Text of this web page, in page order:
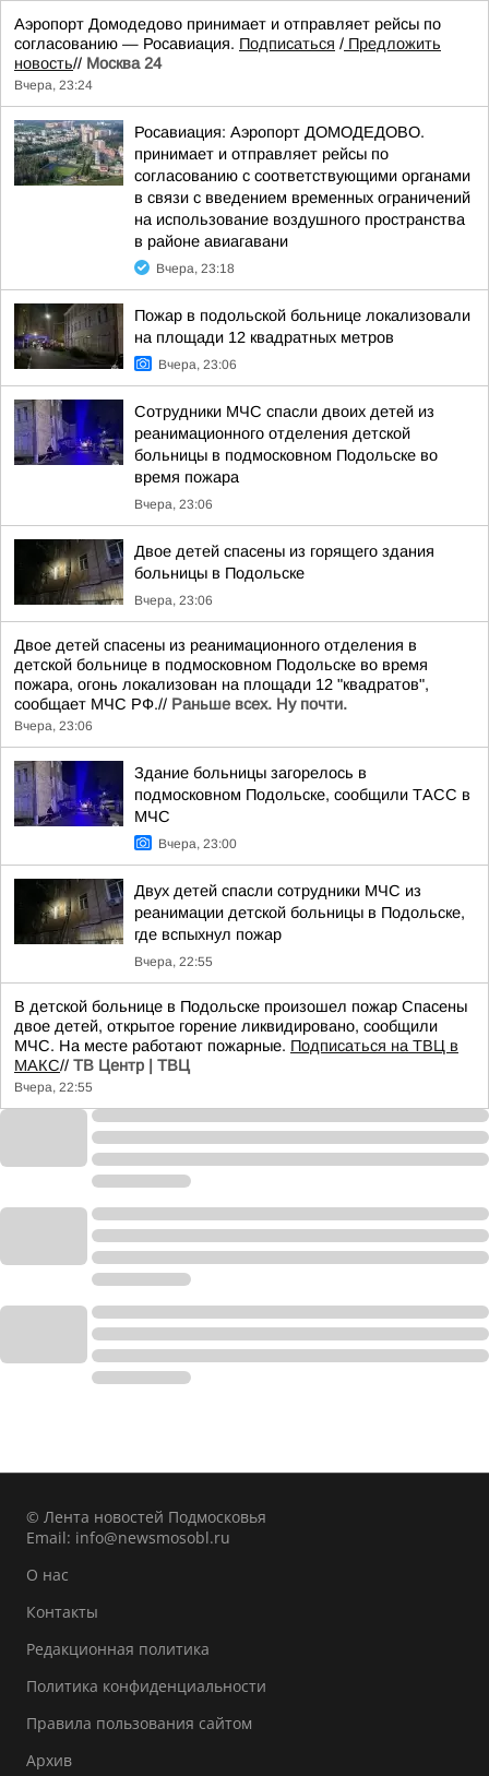
Аэропорт Домодедово принимает и отправляет рейсы по
согласованию — Росавиация. Подписаться / Предложить
новость// Москва 24
Вчера, 23:24
Росавиация: Аэропорт ДОМОДЕДОВО.
принимает и отправляет рейсы по
согласованию с соответствующими органами
в связи с введением временных ограничений
на использование воздушного пространства
в районе авиагавани
Вчера, 23:18
Пожар в подольской больнице локализовали
на площади 12 квадратных метров
Вчера, 23:06
Сотрудники МЧС спасли двоих детей из
реанимационного отделения детской
больницы в подмосковном Подольске во
время пожара
Вчера, 23:06
Двое детей спасены из горящего здания
больницы в Подольске
Вчера, 23:06
Двое детей спасены из реанимационного отделения в
детской больнице в подмосковном Подольске во время
пожара, огонь локализован на площади 12 "квадратов",
сообщает МЧС РФ.// Раньше всех. Ну почти.
Вчера, 23:06
Здание больницы загорелось в
подмосковном Подольске, сообщили ТАСС в
МЧС
Вчера, 23:00
Двух детей спасли сотрудники МЧС из
реанимации детской больницы в Подольске,
где вспыхнул пожар
Вчера, 22:55
В детской больнице в Подольске произошел пожар Спасены
двое детей, открытое горение ликвидировано, сообщили
МЧС. На месте работают пожарные. Подписаться на ТВЦ в
МАКС// ТВ Центр | ТВЦ
Вчера, 22:55
© Лента новостей Подмосковья
Email: info@newsmosobl.ru
О нас
Контакты
Редакционная политика
Политика конфиденциальности
Правила пользования сайтом
Архив